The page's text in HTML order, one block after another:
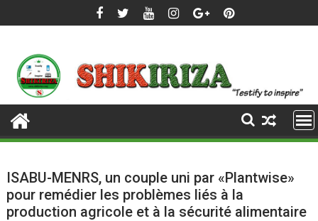
to
ISABU-MENRS, un couple uni par «Plantwise»
pour remédier les problèmes liés à la
production agricole et à la sécurité alimentaire